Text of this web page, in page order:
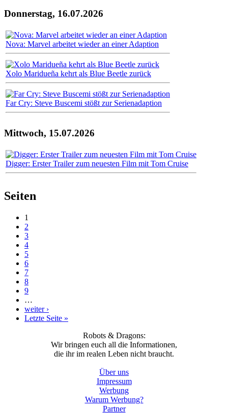
Donnerstag, 16.07.2026
Nova: Marvel arbeitet wieder an einer Adaption
Xolo Maridueña kehrt als Blue Beetle zurück
Far Cry: Steve Buscemi stößt zur Serienadaption
Mittwoch, 15.07.2026
Digger: Erster Trailer zum neuesten Film mit Tom Cruise
Seiten
1
2
3
4
5
6
7
8
9
…
weiter ›
Letzte Seite »
Robots & Dragons:
Wir bringen euch all die Informationen,
die ihr im realen Leben nicht braucht.
Über uns
Impressum
Werbung
Warum Werbung?
Partner